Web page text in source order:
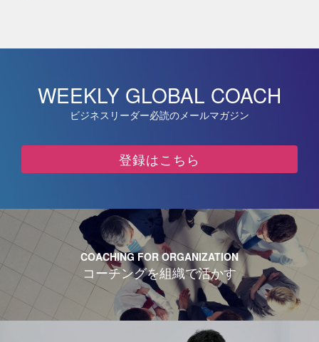
WEEKLY GLOBAL COACH
ビジネスリーダー必読のメールマガジン
登録はこちら
COACHING FOR ORGANIZATION
コーチングを組織で活かす